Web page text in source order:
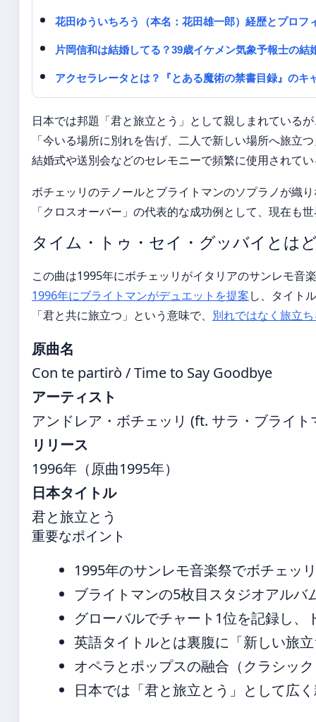
花田ゆういちろう（本名：花田雄一郎）経歴とプロフ
片岡信和は結婚してる？39歳イケメン気象予報士の
アクセラレータとは？『とある魔術の禁書目録』の
日本では邦題「君と旅立とう」として親しまれている
「今いる場所に別れを告げ、二人で新しい場所へ旅立
結婚式や送別会などのセレモニーで頻繁に使用されて
ボチェッリのテノールとブライトマンのソプラノが織
「クロスオーバー」の代表的な成功例として、現在も
タイム・トゥ・セイ・グッバイとは
この曲は1995年にボチェッリがイタリアのサンレモ
1996年にブライトマンがデュエットを提案し、タイト
「君と共に旅立つ」という意味で、 別れではなく旅立
原曲名
Con te partirò / Time to Say Goodbye
アーティスト
アンドレア・ボチェッリ (ft. サラ・ブライト
リリース
1996年（原曲1995年）
日本タイトル
君と旅立とう
重要なポイント
1995年のサンレモ音楽祭でボチェッ
ブライトマンの5枚目スタジオアル
グローバルでチャート1位を記録し、
英語タイトルとは裏腹に「新しい旅
オペラとポップスの融合（クラシッ
日本では「君と旅立とう」として広